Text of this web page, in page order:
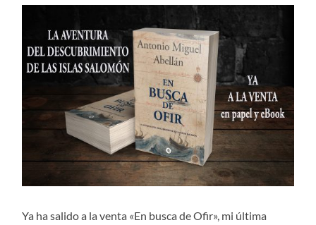
Ya ha salido a la venta «En busca de Ofir», mi última